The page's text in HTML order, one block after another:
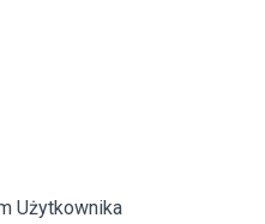
Użytkownika